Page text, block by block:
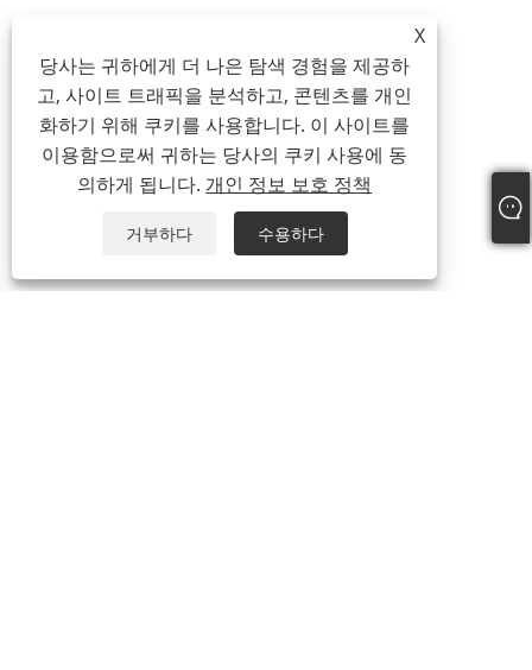
X
당사는 귀하에게 더 나은 탐색 경험을 제공하
고, 사이트 트래픽을 분석하고, 콘텐츠를 개인
화하기 위해 쿠키를 사용합니다. 이 사이트를
이용함으로써 귀하는 당사의 쿠키 사용에 동
의하게 됩니다. 개인 정보 보호 정책
거부하다 수용하다